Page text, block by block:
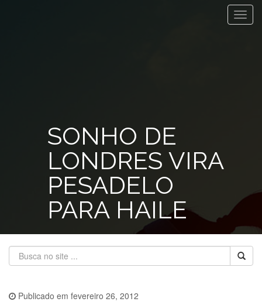
SONHO DE
LONDRES VIRA
PESADELO
PARA HAILE
Publicado em fevereiro 26, 2012